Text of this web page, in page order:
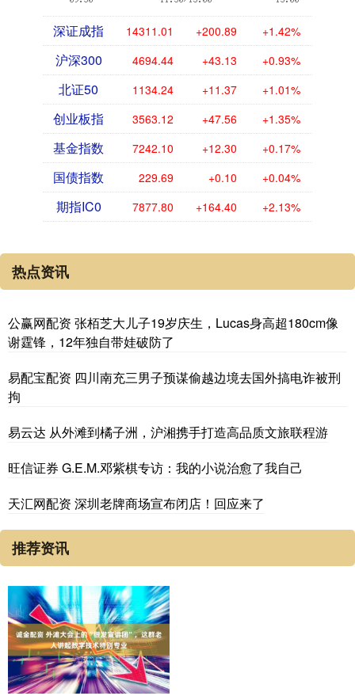
深证成指 14311.01 +200.89 +1.42%
沪深300 4694.44 +43.13 +0.93%
北证50 1134.24 +11.37 +1.01%
创业板指 3563.12 +47.56 +1.35%
基金指数 7242.10 +12.30 +0.17%
国债指数 229.69 +0.10 +0.04%
期指IC0 7877.80 +164.40 +2.13%
热点资讯
公赢网配资 张栢芝大儿子19岁庆生，Lucas身高超180cm像
谢霆锋，12年独自带娃破防了
易配宝配资 四川南充三男子预谋偷越边境去国外搞电诈被刑
拘
易云达 从外滩到橘子洲，沪湘携手打造高品质文旅联程游
旺信证券 G.E.M.邓紫棋专访：我的小说治愈了我自己
天汇网配资 深圳老牌商场宣布闭店！回应来了
推荐资讯